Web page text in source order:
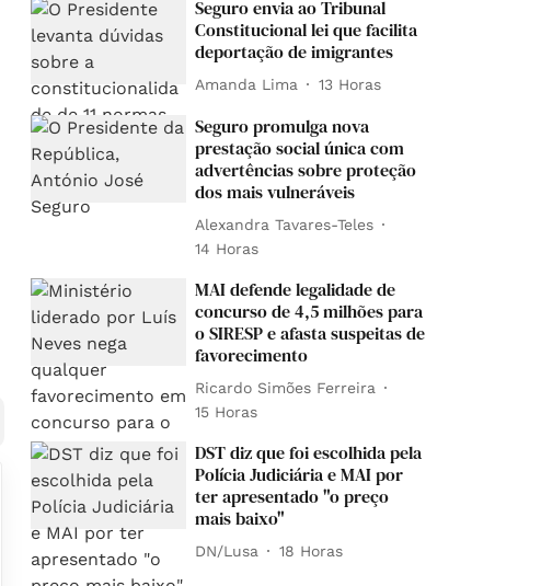
Seguro envia ao Tribunal
Constitucional lei que facilita
deportação de imigrantes
Amanda Lima 13 Horas
Seguro promulga nova
prestação social única com
advertências sobre proteção
dos mais vulneráveis
Alexandra Tavares-Teles
14 Horas
MAI defende legalidade de
concurso de 4,5 milhões para
o SIRESP e afasta suspeitas de
favorecimento
Ricardo Simões Ferreira
15 Horas
DST diz que foi escolhida pela
Polícia Judiciária e MAI por
ter apresentado "o preço
mais baixo"
DN/Lusa 18 Horas